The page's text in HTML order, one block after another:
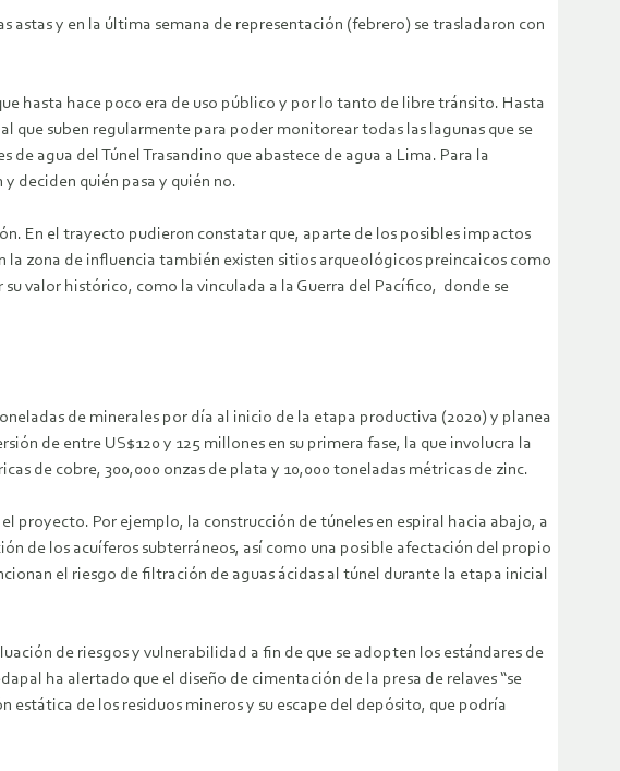
y en la última semana de representación (febrero) se trasladaron con
hasta hace poco era de uso público y por lo tanto de libre tránsito. Hasta
que suben regularmente para poder monitorear todas las lagunas que se
agua del Túnel Trasandino que abastece de agua a Lima. Para la
deciden quién pasa y quién no.
En el trayecto pudieron constatar que, aparte de los posibles impactos
zona de influencia también existen sitios arqueológicos preincaicos como
valor histórico, como la vinculada a la Guerra del Pacífico, donde se
de minerales por día al inicio de la etapa productiva (2020) y planea
de entre US$120 y 125 millones en su primera fase, la que involucra la
de cobre, 300,000 onzas de plata y 10,000 toneladas métricas de zinc.
proyecto. Por ejemplo, la construcción de túneles en espiral hacia abajo, a
de los acuíferos subterráneos, así como una posible afectación del propio
el riesgo de filtración de aguas ácidas al túnel durante la etapa inicial
de riesgos y vulnerabilidad a fin de que se adopten los estándares de
ha alertado que el diseño de cimentación de la presa de relaves “se
de los residuos mineros y su escape del depósito, que podría